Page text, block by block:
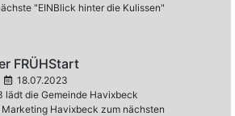
"EINBlick hinter die Kulissen"
FRÜHStart
18.07.2023
lädt die Gemeinde Havixbeck
Marketing Havixbeck zum nächsten